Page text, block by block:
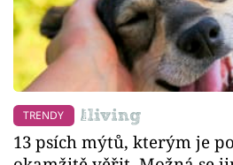
TRENDY
13 psích mýtů, kterým je